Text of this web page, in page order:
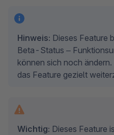
Hinweis: Dieses Feature
Beta-Status –
können sich noch
das Feature gezielt
Wichtig: Dieses Feature